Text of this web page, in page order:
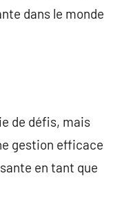
dans le monde
de défis, mais
gestion efficace
en tant que